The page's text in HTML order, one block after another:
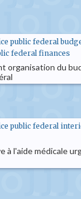
public federal
federal finances
organisation du
public federal
à l'aide médicale